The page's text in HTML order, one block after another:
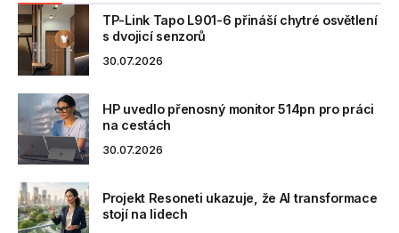
TP-Link Tapo L901-6 přináší chytré osvětlení
s dvojicí senzorů
30.07.2026
HP uvedlo přenosný monitor 514pn pro práci
na cestách
30.07.2026
Projekt Resoneti ukazuje, že AI transformace
stojí na lidech